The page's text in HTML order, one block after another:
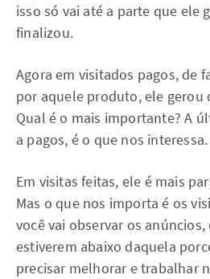
isso só vai até a parte que ele
finalizou.
Agora em visitados pagos, de
por aquele produto, ele gerou
Qual é o mais importante? A
a pagos, é o que nos interessa.
Em visitas feitas, ele é mais
Mas o que nos importa é os
você vai observar os
estiverem abaixo daquela
precisar melhorar e trabalhar